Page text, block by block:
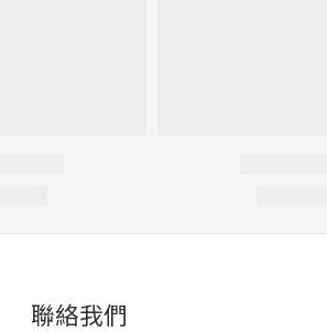
聯絡我們